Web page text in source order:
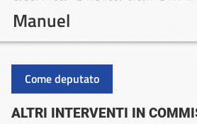
Manuel
Come deputato
ALTRI INTERVENTI IN